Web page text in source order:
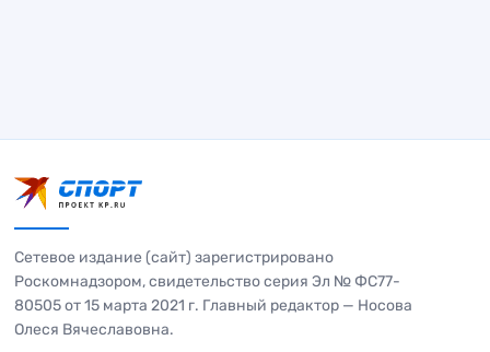
Сетевое издание (сайт) зарегистрировано
Роскомнадзором, свидетельство серия Эл № ФС77-
80505 от 15 марта 2021 г. Главный редактор — Носова
Олеся Вячеславовна.